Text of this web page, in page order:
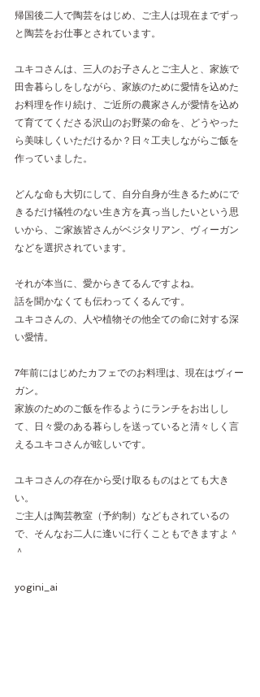
帰国後二人で陶芸をはじめ、ご主人は現在までずっ
と陶芸をお仕事とされています。
ユキコさんは、三人のお子さんとご主人と、家族で
田舎暮らしをしながら、家族のために愛情を込めた
お料理を作り続け、ご近所の農家さんが愛情を込め
て育ててくださる沢山のお野菜の命を、どうやった
ら美味しくいただけるか？日々工夫しながらご飯を
作っていました。
どんな命も大切にして、自分自身が生きるためにで
きるだけ犠牲のない生き方を真っ当したいという思
いから、ご家族皆さんがベジタリアン、ヴィーガン
などを選択されています。
それが本当に、愛からきてるんですよね。
話を聞かなくても伝わってくるんです。
ユキコさんの、人や植物その他全ての命に対する深
い愛情。
7年前にはじめたカフェでのお料理は、現在はヴィー
ガン。
家族のためのご飯を作るようにランチをお出しし
て、日々愛のある暮らしを送っていると清々しく言
えるユキコさんが眩しいです。
ユキコさんの存在から受け取るものはとても大き
い。
ご主人は陶芸教室（予約制）などもされているの
で、そんなお二人に逢いに行くこともできますよ＾
＾
yogini_ai